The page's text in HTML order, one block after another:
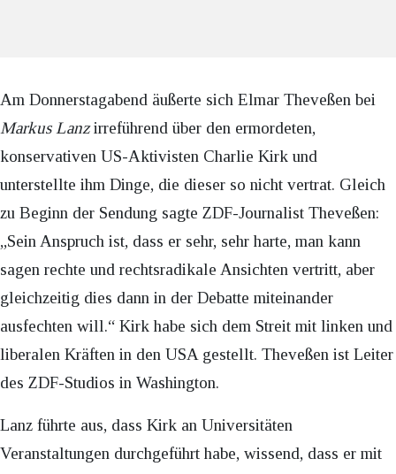
Am Donnerstagabend äußerte sich Elmar Theveßen bei
Markus Lanzirreführend über den ermordeten,
konservativen US-Aktivisten Charlie Kirk und
unterstellte ihm Dinge, die dieser so nicht vertrat. Gleich
zu Beginn der Sendung sagte ZDF-Journalist Theveßen:
„Sein Anspruch ist, dass er sehr, sehr harte, man kann
sagen rechte und rechtsradikale Ansichten vertritt, aber
gleichzeitig dies dann in der Debatte miteinander
ausfechten will.“ Kirk habe sich dem Streit mit linken und
liberalen Kräften in den USA gestellt. Theveßen ist Leiter
des ZDF-Studios in Washington.
Lanz führte aus, dass Kirk an Universitäten
Veranstaltungen durchgeführt habe, wissend, dass er mit